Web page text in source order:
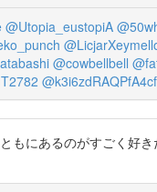
@Utopia_eustopiA
@cowbellbell
@k3i6zdRAQPfA4cf
にあるのがすごく好